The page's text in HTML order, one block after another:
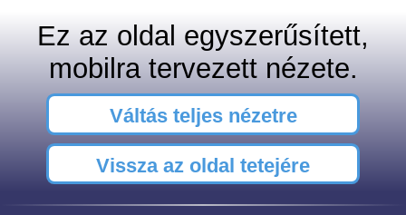
Ez az oldal egyszerűsített,
mobilra tervezett nézete.
Váltás teljes nézetre
Vissza az oldal tetejére